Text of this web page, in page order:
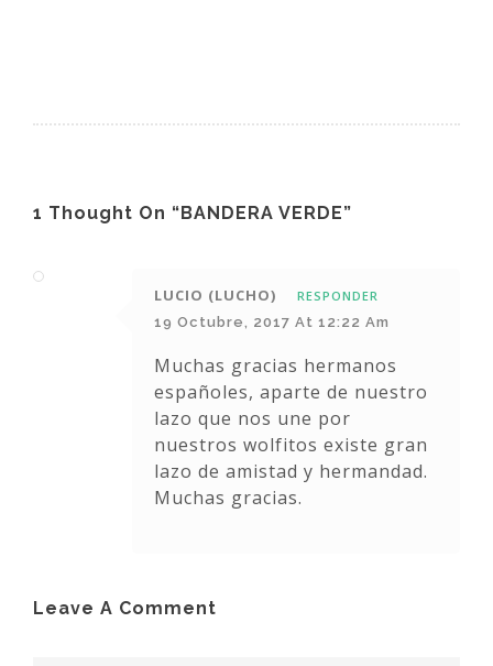
1 Thought On “BANDERA VERDE”
LUCIO (LUCHO)
RESPONDER
19 Octubre, 2017 At 12:22 Am
Muchas gracias hermanos
españoles, aparte de nuestro
lazo que nos une por
nuestros wolfitos existe gran
lazo de amistad y hermandad.
Muchas gracias.
Leave A Comment